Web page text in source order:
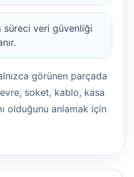
süreci veri güvenliği
görünen parçada
soket, kablo, kasa
olduğunu anlamak için